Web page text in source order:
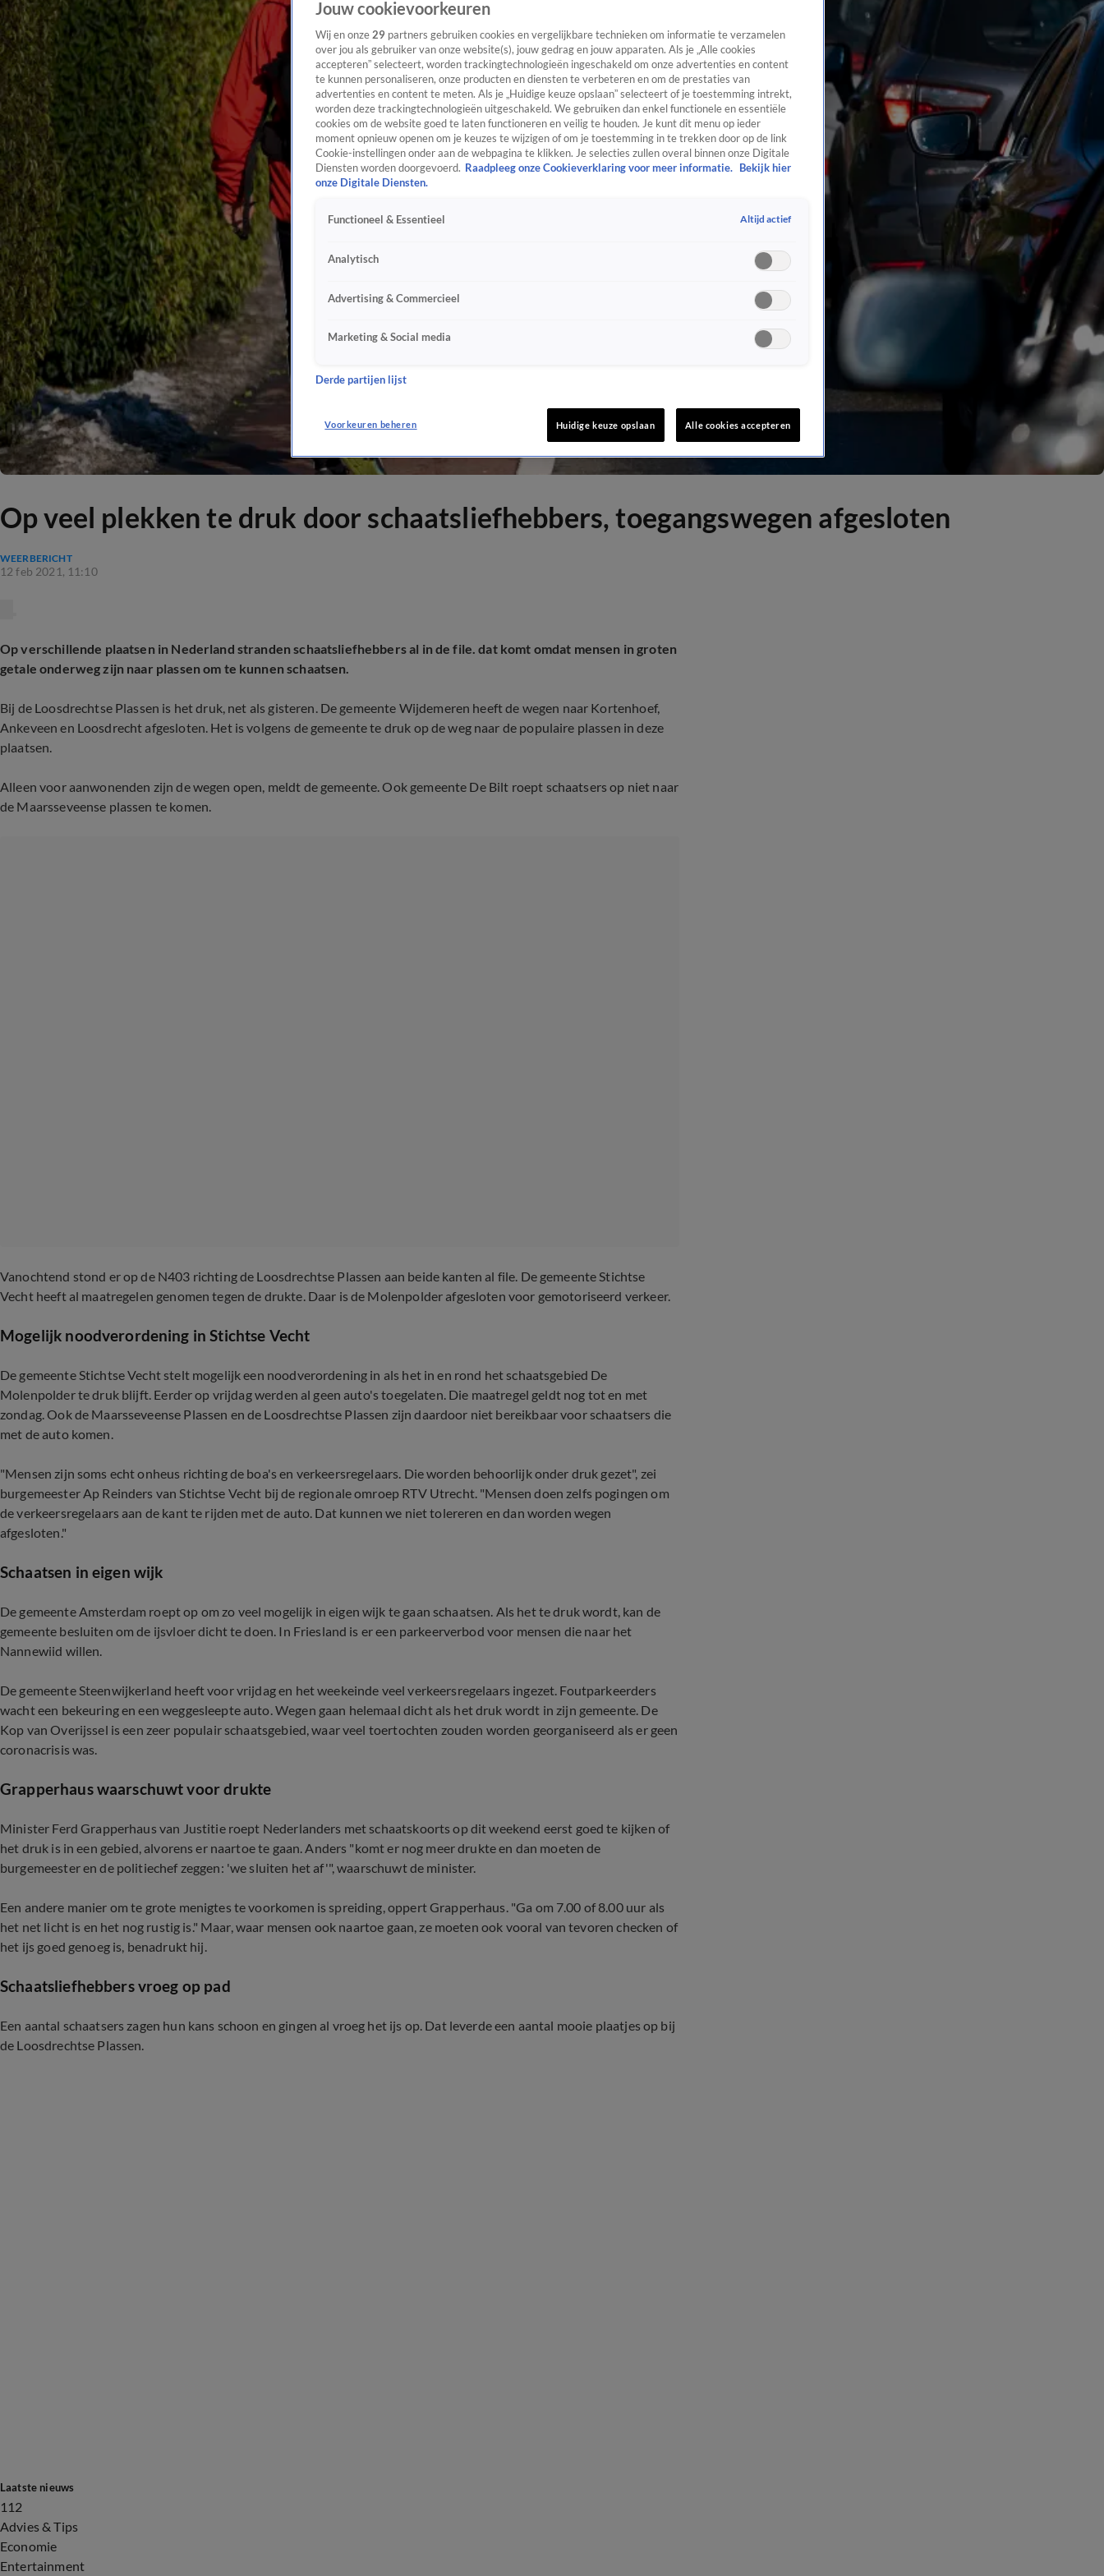
Op veel plekken te druk door schaatsliefhebbers, toegangswegen afgesloten
WEERBERICHT
12 feb 2021, 11:10
Op verschillende plaatsen in Nederland stranden schaatsliefhebbers al in de file. dat komt omdat mensen in groten
getale onderweg zijn naar plassen om te kunnen schaatsen.
Bij de Loosdrechtse Plassen is het druk, net als gisteren. De gemeente Wijdemeren heeft de wegen naar Kortenhoef,
Ankeveen en Loosdrecht afgesloten. Het is volgens de gemeente te druk op de weg naar de populaire plassen in deze
plaatsen.
Alleen voor aanwonenden zijn de wegen open, meldt de gemeente. Ook gemeente De Bilt roept schaatsers op niet naar
de Maarsseveense plassen te komen.
Vanochtend stond er op de N403 richting de Loosdrechtse Plassen aan beide kanten al file. De gemeente Stichtse
Vecht heeft al maatregelen genomen tegen de drukte. Daar is de Molenpolder afgesloten voor gemotoriseerd verkeer.
Mogelijk noodverordening in Stichtse Vecht
De gemeente Stichtse Vecht stelt mogelijk een noodverordening in als het in en rond het schaatsgebied De
Molenpolder te druk blijft. Eerder op vrijdag werden al geen auto's toegelaten. Die maatregel geldt nog tot en met
zondag. Ook de Maarsseveense Plassen en de Loosdrechtse Plassen zijn daardoor niet bereikbaar voor schaatsers die
met de auto komen.
"Mensen zijn soms echt onheus richting de boa's en verkeersregelaars. Die worden behoorlijk onder druk gezet", zei
burgemeester Ap Reinders van Stichtse Vecht bij de regionale omroep RTV Utrecht. "Mensen doen zelfs pogingen om
de verkeersregelaars aan de kant te rijden met de auto. Dat kunnen we niet tolereren en dan worden wegen
afgesloten."
Schaatsen in eigen wijk
De gemeente Amsterdam roept op om zo veel mogelijk in eigen wijk te gaan schaatsen. Als het te druk wordt, kan de
gemeente besluiten om de ijsvloer dicht te doen. In Friesland is er een parkeerverbod voor mensen die naar het
Nannewiid willen.
De gemeente Steenwijkerland heeft voor vrijdag en het weekeinde veel verkeersregelaars ingezet. Foutparkeerders
wacht een bekeuring en een weggesleepte auto. Wegen gaan helemaal dicht als het druk wordt in zijn gemeente. De
Kop van Overijssel is een zeer populair schaatsgebied, waar veel toertochten zouden worden georganiseerd als er geen
coronacrisis was.
Grapperhaus waarschuwt voor drukte
Minister Ferd Grapperhaus van Justitie roept Nederlanders met schaatskoorts op dit weekend eerst goed te kijken of
het druk is in een gebied, alvorens er naartoe te gaan. Anders "komt er nog meer drukte en dan moeten de
burgemeester en de politiechef zeggen: 'we sluiten het af'", waarschuwt de minister.
Een andere manier om te grote menigtes te voorkomen is spreiding, oppert Grapperhaus. "Ga om 7.00 of 8.00 uur als
het net licht is en het nog rustig is." Maar, waar mensen ook naartoe gaan, ze moeten ook vooral van tevoren checken of
het ijs goed genoeg is, benadrukt hij.
Schaatsliefhebbers vroeg op pad
Een aantal schaatsers zagen hun kans schoon en gingen al vroeg het ijs op. Dat leverde een aantal mooie plaatjes op bij
de Loosdrechtse Plassen.
Laatste nieuws
112
Advies & Tips
Economie
Entertainment
Jouw cookievoorkeuren
Wij en onze 29 partners gebruiken cookies en vergelijkbare technieken om informatie te verzamelen
over jou als gebruiker van onze website(s), jouw gedrag en jouw apparaten. Als je „Alle cookies
accepteren” selecteert, worden trackingtechnologieën ingeschakeld om onze advertenties en content
te kunnen personaliseren, onze producten en diensten te verbeteren en om de prestaties van
advertenties en content te meten. Als je „Huidige keuze opslaan” selecteert of je toestemming intrekt,
worden deze trackingtechnologieën uitgeschakeld. We gebruiken dan enkel functionele en essentiële
cookies om de website goed te laten functioneren en veilig te houden. Je kunt dit menu op ieder
moment opnieuw openen om je keuzes te wijzigen of om je toestemming in te trekken door op de link
Cookie-instellingen onder aan de webpagina te klikken. Je selecties zullen overal binnen onze Digitale
Diensten worden doorgevoerd. Raadpleeg onze Cookieverklaring voor meer informatie.
Bekijk hier
onze Digitale Diensten.
Functioneel & Essentieel Altijd actief
Analytisch
Advertising & Commercieel
Marketing & Social media
Derde partijen lijst
Voorkeuren beheren Huidige keuze opslaan Alle cookies accepteren